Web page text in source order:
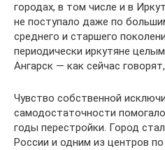
городах, в том числе и в
не поступало даже по
среднего и старшего
периодически иркутяне
Ангарск — как сейчас
Чувство собственной
самодостаточности
годы перестройки. Город
России и одним из центров по